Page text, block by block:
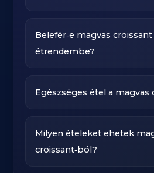
Belefér‑e magvas croissant
étrendembe?
Egészséges étel a magvas
Milyen ételeket ehetek
croissant‑ból?